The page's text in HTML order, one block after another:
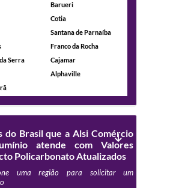
Barueri
Cotia
Santana de Parnaíba
Franco da Rocha
Serra
Cajamar
Alphaville
do Brasil que a Alsi Comércio
atende com Valores
Policarbonato Atualizados
uma região para solicitar um